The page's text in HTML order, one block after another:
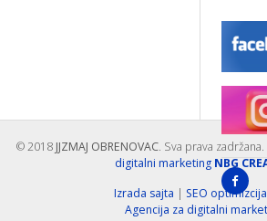
© 2018 JJZMAJ OBRENOVAC. Sva prava
digitalni marketing NBG
Izrada sajta | SEO
Agencija za digitalni